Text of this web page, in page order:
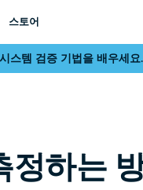
스토어
스템 검증 기법을 배우세요.
정하는